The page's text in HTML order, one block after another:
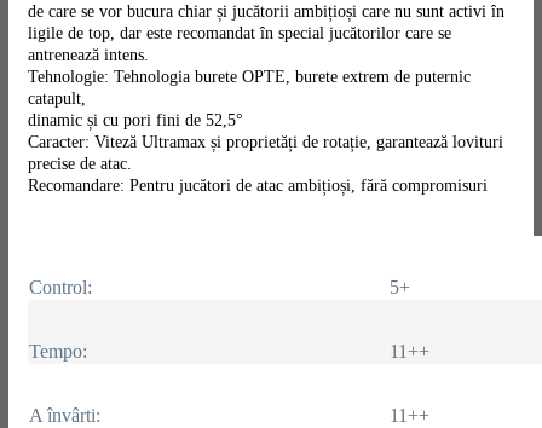
de care se vor bucura chiar și jucătorii ambițioși care nu sunt activi în
ligile de top, dar este recomandat în special jucătorilor care se
antrenează intens.
Tehnologie: Tehnologia burete OPTE, burete extrem de puternic
catapult,
dinamic și cu pori fini de 52,5°
Caracter: Viteză Ultramax și proprietăți de rotație, garantează lovituri
precise de atac.
Recomandare: Pentru jucători de atac ambițioși, fără compromisuri
Control: 5+
Tempo: 11++
A învârti: 11++